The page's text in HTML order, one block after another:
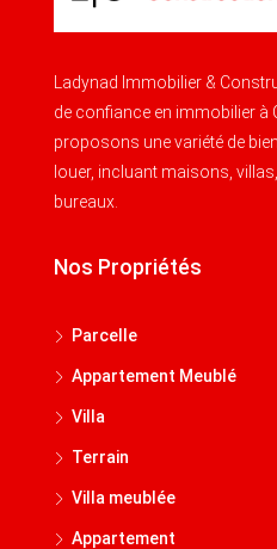
Ladynad Immobilier &
de confiance en immobilier à
proposons une variété de
louer, incluant maisons,
bureaux.
Nos Propriétés
Parcelle
Appartement Meublé
Villa
Terrain
Villa meublée
Appartement